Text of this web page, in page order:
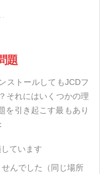
題
ストールしてもJCDフ
それにはいくつかの理
を引き起こす最もあり
ています
んでした（同じ場所